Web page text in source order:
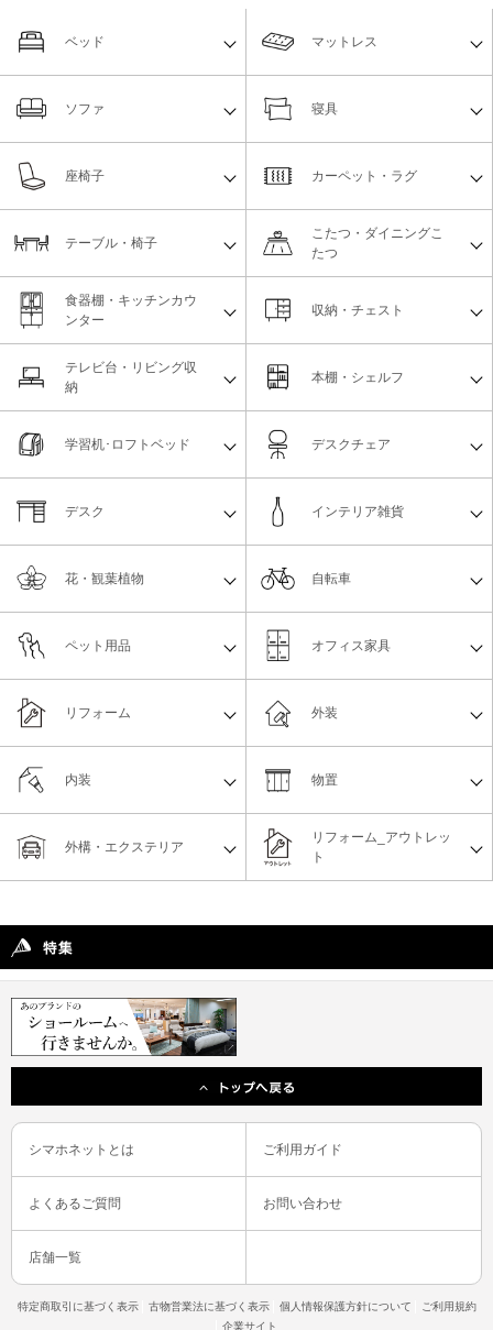
ベッド マットレス
ソファ 寝具
座椅子 カーペット・ラグ
テーブル・椅子
こたつ・ダイニングこ
たつ
食器棚・キッチンカウ
ンター
収納・チェスト
テレビ台・リビング収
納
本棚・シェルフ
学習机･ロフトベッド デスクチェア
デスク インテリア雑貨
花・観葉植物 自転車
ペット用品 オフィス家具
リフォーム
リフォーム_アウトレッ
ト
物置
外構・エクステリア
外装
内装
シマホネットとは ご利用ガイド
よくあるご質問 お問い合わせ
店舗一覧
特定商取引に基づく表示 古物営業法に基づく表示 個人情報保護方針について
ご利用規約
企業サイト